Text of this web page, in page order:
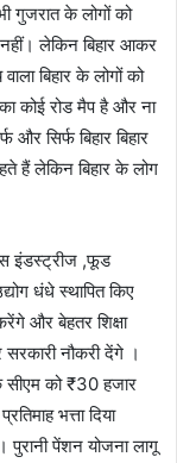
गुजरात के लोगों को
लेकिन बिहार आकर
बिहार के लोगों को
कोई रोड मैप है और ना
सिर्फ बिहार बिहार
हैं लेकिन बिहार के लोग
इंडस्ट्रीज ,फूड
धंधे स्थापित किए
और बेहतर शिक्षा
सरकारी नौकरी देंगे ।
सीएम को ₹30 हजार
भत्ता दिया
पेंशन योजना लागू